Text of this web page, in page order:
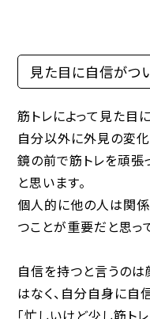
見た目に自信がつ
筋トレによって見た目
自分以外に外見の変
鏡の前で筋トレを頑
と思います。
個人的に他の人は関
つことが重要だと思っ
自信を持つと言うのは
はなく、自分自身に自
「忙しいけど少し筋トレ